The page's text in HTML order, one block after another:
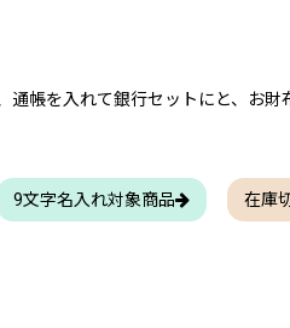
帳を入れて銀行セットにと、お財
9文字名入れ対象商品 在庫